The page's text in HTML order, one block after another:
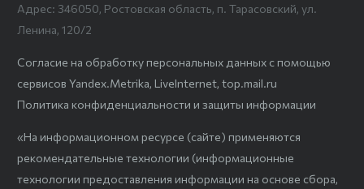
Адрес: 346050, Ростовская область, п. Тарасовский, ул.
Ленина, 120/2
Согласие на обработку персональных данных с помощью
сервисов Yandex.Metrika, LiveInternet, top.mail.ru
Политика конфиденциальности и защиты информации
«На информационном ресурсе (сайте) применяются
рекомендательные технологии (информационные
технологии предоставления информации на основе сбора,